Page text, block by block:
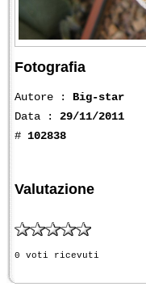
Fotografia
Autore : Big-star
Data : 29/11/2011
# 102838
Valutazione
0 voti ricevuti